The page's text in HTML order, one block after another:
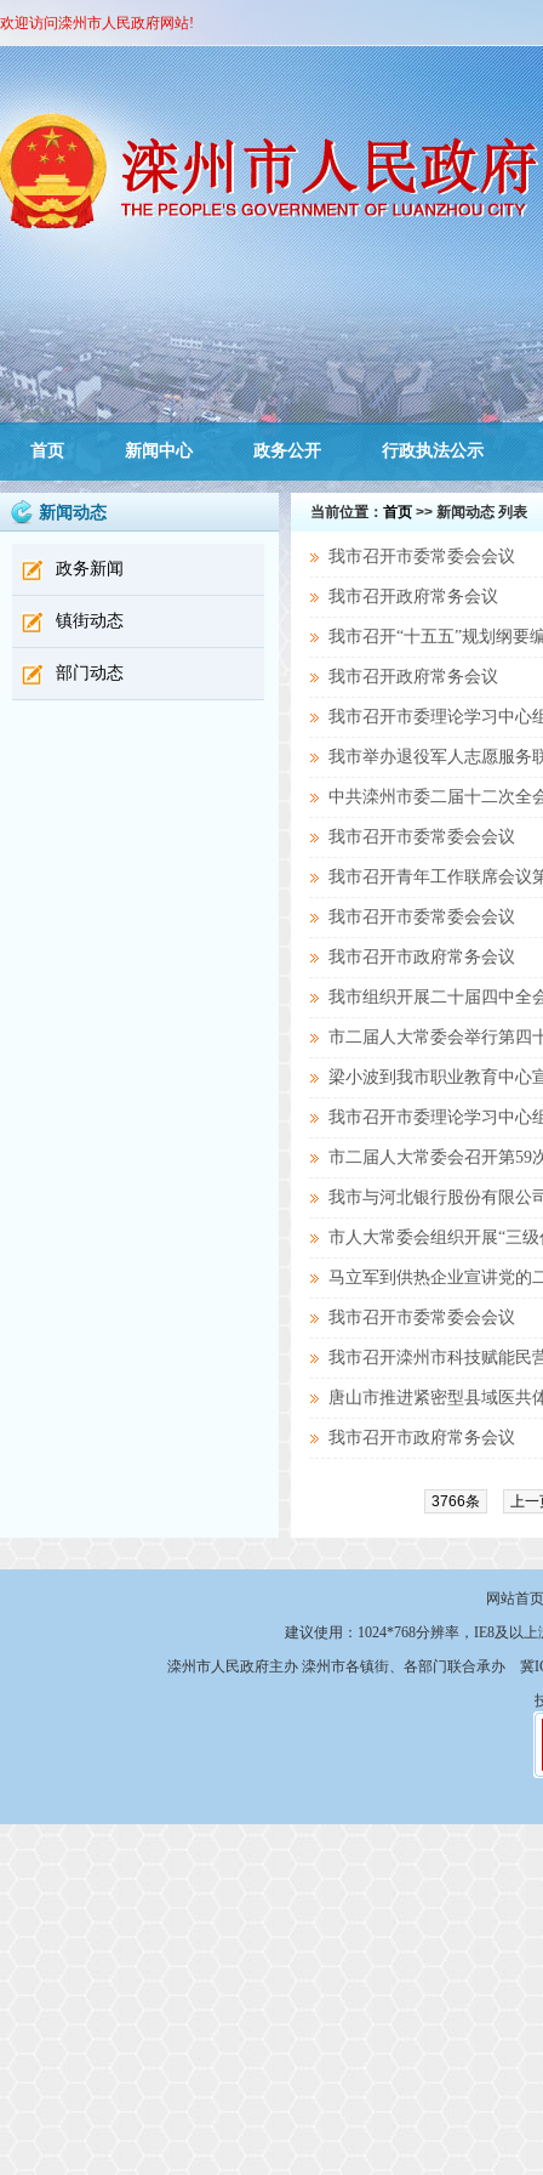
欢迎访问滦州市人民政府网站!
首页 新闻中心 政务公开 行政执法公示
新闻动态
政务新闻
镇街动态
部门动态
当前位置： 首页 >> 新闻动态 列表
我市召开市委常委会会议
我市召开政府常务会议
我市召开“十五五”规划纲要
我市召开政府常务会议
我市召开市委理论学习中心
我市举办退役军人志愿服务
中共滦州市委二届十二次全
我市召开市委常委会会议
我市召开青年工作联席会议
我市召开市委常委会会议
我市召开市政府常务会议
我市组织开展二十届四中全
市二届人大常委会举行第四
梁小波到我市职业教育中心
我市召开市委理论学习中心
市二届人大常委会召开第59
我市与河北银行股份有限公
市人大常委会组织开展“三
马立军到供热企业宣讲党的
我市召开市委常委会会议
我市召开滦州市科技赋能民
唐山市推进紧密型县域医共
我市召开市政府常务会议
3766条 上一
网站首页
建议使用：1024*768分辨率，IE8及以
滦州市人民政府主办 滦州市各镇街、各部门联合承办 冀